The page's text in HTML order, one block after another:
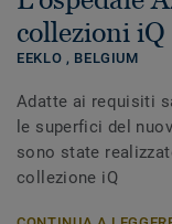
collezioni iQ
EEKLO , BELGIUM
Adatte ai requisiti
le superfici del
sono state
collezione iQ